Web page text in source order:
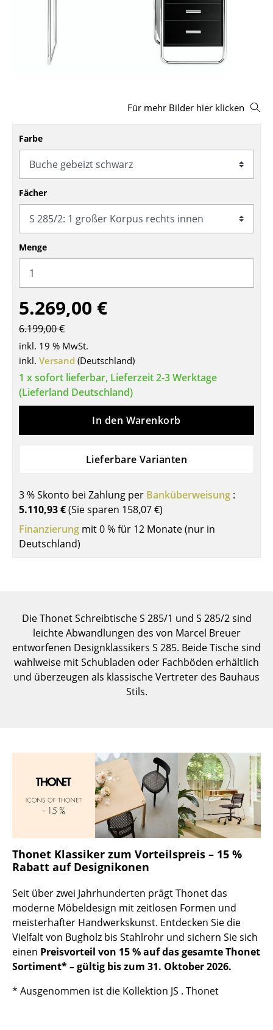
Hocker
Bänke & Liegen
Sitzsäcke
Schaukelstühle
Bürodrehstühle
Konferenzstühle
Bürosessel
Einzelteile
... alle Sitzmöbel
Tische
Esstische
Beistelltische
Couchtische
Schreibtische
Konferenztische
Stehtische & Stehpulte
Gartentische
Servierwagen
Aufbewahren
Regale & Schränke
Bücherregale
Wandregale
Beistell- & Rollcontainer
Barmöbel
Garderoben
Kleinaufbewahrung
Einzelteile
Licht
Hängeleuchten & Deckenleuchten
Tischleuchten
Schreibtischleuchten
Für mehr Bilder hier klicken
Farbe
Fächer
Menge
5.269,00 €
6.199,00 €
inkl. 19 % MwSt.
inkl. Versand (Deutschland)
1 x sofort lieferbar, Lieferzeit 2-3 Werktage
(Lieferland Deutschland)
In den Warenkorb
Lieferbare Varianten
3 % Skonto bei Zahlung per Banküberweisung :
5.110,93 €(Sie sparen 158,07 €)
Finanzierung mit 0 % für 12 Monate (nur in
Deutschland)
Die Thonet Schreibtische S 285/1 und S 285/2 sind
leichte Abwandlungen des von Marcel Breuer
entworfenen Designklassikers S 285. Beide Tische sind
wahlweise mit Schubladen oder Fachböden erhältlich
und überzeugen als klassische Vertreter des Bauhaus
Stils.
Thonet Klassiker zum Vorteilspreis – 15 %
Rabatt auf Designikonen
Seit über zwei Jahrhunderten prägt Thonet das
moderne Möbeldesign mit zeitlosen Formen und
meisterhafter Handwerkskunst. Entdecken Sie die
Vielfalt von Bugholz bis Stahlrohr und sichern Sie sich
einen Preisvorteil von 15 % auf das gesamte Thonet
Sortiment* – gültig bis zum 31. Oktober 2026.
* Ausgenommen ist die Kollektion JS . Thonet